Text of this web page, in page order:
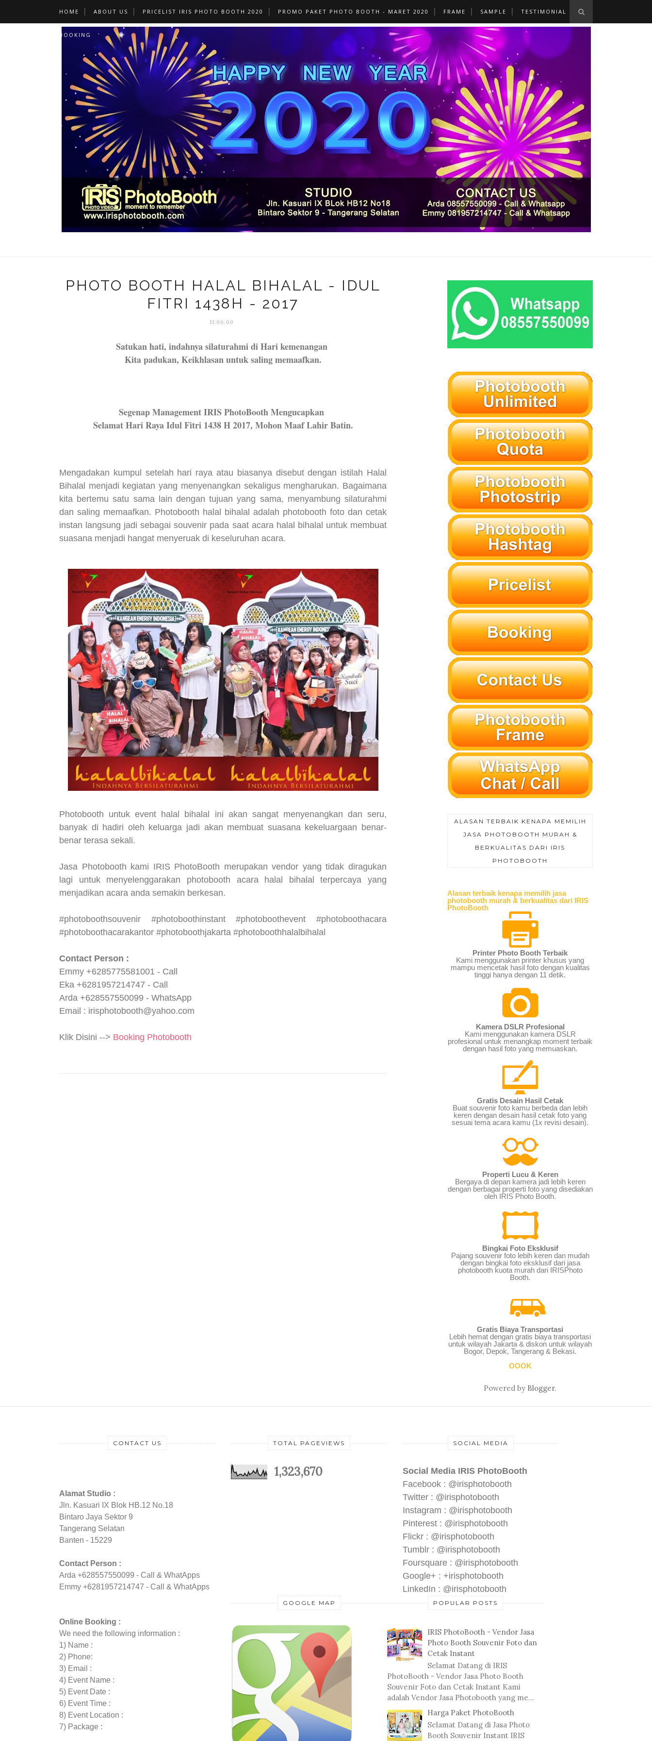
HOME ABOUT US PRICELIST IRIS PHOTO BOOTH 2020 PROMO PAKET PHOTO BOOTH - MARET 2020 FRAME SAMPLE TESTIMONIAL
BOOKING
PHOTO BOOTH HALAL BIHALAL - IDUL
FITRI 1438H - 2017
11:06:00
Satukan hati, indahnya silaturahmi di Hari kemenangan
Kita padukan, Keikhlasan untuk saling memaafkan.
Segenap Management IRIS PhotoBooth Mengucapkan
Selamat Hari Raya Idul Fitri 1438 H 2017, Mohon Maaf Lahir Batin.
Mengadakan kumpul setelah hari raya atau biasanya disebut dengan istilah Halal
Bihalal menjadi kegiatan yang menyenangkan sekaligus mengharukan. Bagaimana
kita bertemu satu sama lain dengan tujuan yang sama, menyambung silaturahmi
dan saling memaafkan. Photobooth halal bihalal adalah photobooth foto dan cetak
instan langsung jadi sebagai souvenir pada saat acara halal bihalal untuk membuat
suasana menjadi hangat menyeruak di keseluruhan acara.
Photobooth untuk event halal bihalal ini akan sangat menyenangkan dan seru,
banyak di hadiri oleh keluarga jadi akan membuat suasana kekeluargaan benar-
benar terasa sekali.
Jasa Photobooth kami IRIS PhotoBooth merupakan vendor yang tidak diragukan
lagi untuk menyelenggarakan photobooth acara halal bihalal terpercaya yang
menjadikan acara anda semakin berkesan.
#photoboothsouvenir #photoboothinstant #photoboothevent #photoboothacara
#photoboothacarakantor #photoboothjakarta #photoboothhalalbihalal
Contact Person :
Emmy +6285775581001 - Call
Eka +6281957214747 - Call
Arda +628557550099 - WhatsApp
Email : irisphotobooth@yahoo.com
Klik Disini --> Booking Photobooth
ALASAN TERBAIK KENAPA MEMILIH
JASA PHOTOBOOTH MURAH &
BERKUALITAS DARI IRIS
PHOTOBOOTH
Alasan terbaik kenapa memilih jasa
photobooth murah & berkualitas dari IRIS
PhotoBooth
Printer Photo Booth Terbaik
Kami menggunakan printer khusus yang
mampu mencetak hasil foto dengan kualitas
tinggi hanya dengan 11 detik.
Kamera DSLR Profesional
Kami menggunakan kamera DSLR
profesional untuk menangkap moment terbaik
dengan hasil foto yang memuaskan.
Gratis Desain Hasil Cetak
Buat souvenir foto kamu berbeda dan lebih
keren dengan desain hasil cetak foto yang
sesuai tema acara kamu (1x revisi desain).
Properti Lucu & Keren
Bergaya di depan kamera jadi lebih keren
dengan berbagai properti foto yang disediakan
oleh IRIS Photo Booth.
Bingkai Foto Eksklusif
Pajang souvenir foto lebih keren dan mudah
dengan bingkai foto eksklusif dari jasa
photobooth kuota murah dari IRISPhoto
Booth.
Gratis Biaya Transportasi
Lebih hemat dengan gratis biaya transportasi
untuk wilayah Jakarta & diskon untuk wilayah
Bogor, Depok, Tangerang & Bekasi.
OOOK
Powered by Blogger.
CONTACT US
Alamat Studio :
Jln. Kasuari IX Blok HB.12 No.18
Bintaro Jaya Sektor 9
Tangerang Selatan
Banten - 15229
Contact Person :
Arda +628557550099 - Call & WhatApps
Emmy +6281957214747 - Call & WhatApps
Online Booking :
We need the following information :
1) Name :
2) Phone:
3) Email :
4) Event Name :
5) Event Date :
6) Event Time :
8) Event Location :
7) Package :
TOTAL PAGEVIEWS
1,323,670
SOCIAL MEDIA
Social Media IRIS PhotoBooth
Facebook : @irisphotobooth
Twitter : @irisphotobooth
Instagram : @irisphotobooth
Pinterest : @irisphotobooth
Flickr : @irisphotobooth
Tumblr : @irisphotobooth
Foursquare : @irisphotobooth
Google+ : +irisphotobooth
LinkedIn : @irisphotobooth
GOOGLE MAP POPULAR POSTS
IRIS PhotoBooth - Vendor Jasa
Photo Booth Souvenir Foto dan
Cetak Instant
Selamat Datang di IRIS
PhotoBooth - Vendor Jasa Photo Booth
Souvenir Foto dan Cetak Instant Kami
adalah Vendor Jasa Photobooth yang me...
Harga Paket PhotoBooth
Selamat Datang di Jasa Photo
Booth Souvenir Instant IRIS